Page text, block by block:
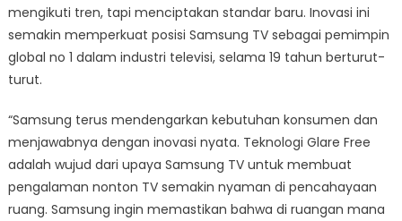
mengikuti tren, tapi menciptakan standar baru. Inovasi ini
semakin memperkuat posisi Samsung TV sebagai pemimpin
global no 1 dalam industri televisi, selama 19 tahun berturut-
turut.
“Samsung terus mendengarkan kebutuhan konsumen dan
menjawabnya dengan inovasi nyata. Teknologi Glare Free
adalah wujud dari upaya Samsung TV untuk membuat
pengalaman nonton TV semakin nyaman di pencahayaan
ruang. Samsung ingin memastikan bahwa di ruangan mana